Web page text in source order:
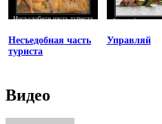
Несъедобная часть
туриста
Управляй
Видео